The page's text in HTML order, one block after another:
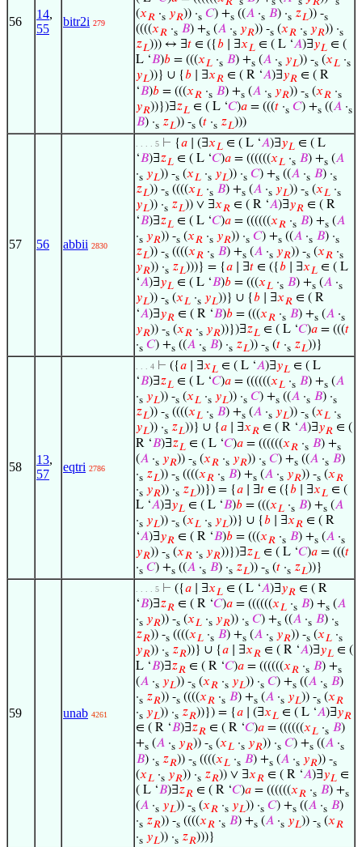
56
14,
55
bitr2i 279
(𝑥𝑅 ·s 𝑦𝑅)) ·s 𝐶) +s ((𝐴 ·s 𝐵) ·s 𝑧𝐿)) -s
((((𝑥𝑅 ·s 𝐵) +s (𝐴 ·s 𝑦𝑅)) -s (𝑥𝑅 ·s 𝑦𝑅)) ·s
𝑧𝐿))) ↔ ∃𝑡 ∈ ({𝑏 ∣ ∃𝑥𝐿 ∈ ( L ‘𝐴)∃𝑦𝐿 ∈ (
L ‘𝐵)𝑏 = (((𝑥𝐿 ·s 𝐵) +s (𝐴 ·s 𝑦𝐿)) -s (𝑥𝐿 ·s
𝑦𝐿))} ∪ {𝑏 ∣ ∃𝑥𝑅 ∈ ( R ‘𝐴)∃𝑦𝑅 ∈ ( R
‘𝐵)𝑏 = (((𝑥𝑅 ·s 𝐵) +s (𝐴 ·s 𝑦𝑅)) -s (𝑥𝑅 ·s
𝑦𝑅))})∃𝑧𝐿 ∈ ( L ‘𝐶)𝑎 = (((𝑡 ·s 𝐶) +s ((𝐴 ·s
𝐵) ·s 𝑧𝐿)) -s (𝑡 ·s 𝑧𝐿)))
57 56 abbii 2830
. . . . 5 ⊢ {𝑎 ∣ (∃𝑥𝐿 ∈ ( L ‘𝐴)∃𝑦𝐿 ∈ ( L
‘𝐵)∃𝑧𝐿 ∈ ( L ‘𝐶)𝑎 = ((((((𝑥𝐿 ·s 𝐵) +s (𝐴
·s 𝑦𝐿)) -s (𝑥𝐿 ·s 𝑦𝐿)) ·s 𝐶) +s ((𝐴 ·s 𝐵) ·s
𝑧𝐿)) -s ((((𝑥𝐿 ·s 𝐵) +s (𝐴 ·s 𝑦𝐿)) -s (𝑥𝐿 ·s
𝑦𝐿)) ·s 𝑧𝐿)) ∨ ∃𝑥𝑅 ∈ ( R ‘𝐴)∃𝑦𝑅 ∈ ( R
‘𝐵)∃𝑧𝐿 ∈ ( L ‘𝐶)𝑎 = ((((((𝑥𝑅 ·s 𝐵) +s (𝐴
·s 𝑦𝑅)) -s (𝑥𝑅 ·s 𝑦𝑅)) ·s 𝐶) +s ((𝐴 ·s 𝐵) ·s
𝑧𝐿)) -s ((((𝑥𝑅 ·s 𝐵) +s (𝐴 ·s 𝑦𝑅)) -s (𝑥𝑅 ·s
𝑦𝑅)) ·s 𝑧𝐿)))} = {𝑎 ∣ ∃𝑡 ∈ ({𝑏 ∣ ∃𝑥𝐿 ∈ ( L
‘𝐴)∃𝑦𝐿 ∈ ( L ‘𝐵)𝑏 = (((𝑥𝐿 ·s 𝐵) +s (𝐴 ·s
𝑦𝐿)) -s (𝑥𝐿 ·s 𝑦𝐿))} ∪ {𝑏 ∣ ∃𝑥𝑅 ∈ ( R
‘𝐴)∃𝑦𝑅 ∈ ( R ‘𝐵)𝑏 = (((𝑥𝑅 ·s 𝐵) +s (𝐴 ·s
𝑦𝑅)) -s (𝑥𝑅 ·s 𝑦𝑅))})∃𝑧𝐿 ∈ ( L ‘𝐶)𝑎 = (((𝑡
·s 𝐶) +s ((𝐴 ·s 𝐵) ·s 𝑧𝐿)) -s (𝑡 ·s 𝑧𝐿))}
58
13,
57
eqtri 2786
. . . 4 ⊢ ({𝑎 ∣ ∃𝑥𝐿 ∈ ( L ‘𝐴)∃𝑦𝐿 ∈ ( L
‘𝐵)∃𝑧𝐿 ∈ ( L ‘𝐶)𝑎 = ((((((𝑥𝐿 ·s 𝐵) +s (𝐴
·s 𝑦𝐿)) -s (𝑥𝐿 ·s 𝑦𝐿)) ·s 𝐶) +s ((𝐴 ·s 𝐵) ·s
𝑧𝐿)) -s ((((𝑥𝐿 ·s 𝐵) +s (𝐴 ·s 𝑦𝐿)) -s (𝑥𝐿 ·s
𝑦𝐿)) ·s 𝑧𝐿))} ∪ {𝑎 ∣ ∃𝑥𝑅 ∈ ( R ‘𝐴)∃𝑦𝑅 ∈ (
R ‘𝐵)∃𝑧𝐿 ∈ ( L ‘𝐶)𝑎 = ((((((𝑥𝑅 ·s 𝐵) +s
(𝐴 ·s 𝑦𝑅)) -s (𝑥𝑅 ·s 𝑦𝑅)) ·s 𝐶) +s ((𝐴 ·s 𝐵)
·s 𝑧𝐿)) -s ((((𝑥𝑅 ·s 𝐵) +s (𝐴 ·s 𝑦𝑅)) -s (𝑥𝑅
·s 𝑦𝑅)) ·s 𝑧𝐿))}) = {𝑎 ∣ ∃𝑡 ∈ ({𝑏 ∣ ∃𝑥𝐿 ∈ (
L ‘𝐴)∃𝑦𝐿 ∈ ( L ‘𝐵)𝑏 = (((𝑥𝐿 ·s 𝐵) +s (𝐴
·s 𝑦𝐿)) -s (𝑥𝐿 ·s 𝑦𝐿))} ∪ {𝑏 ∣ ∃𝑥𝑅 ∈ ( R
‘𝐴)∃𝑦𝑅 ∈ ( R ‘𝐵)𝑏 = (((𝑥𝑅 ·s 𝐵) +s (𝐴 ·s
𝑦𝑅)) -s (𝑥𝑅 ·s 𝑦𝑅))})∃𝑧𝐿 ∈ ( L ‘𝐶)𝑎 = (((𝑡
·s 𝐶) +s ((𝐴 ·s 𝐵) ·s 𝑧𝐿)) -s (𝑡 ·s 𝑧𝐿))}
59 unab 4261
. . . . 5 ⊢ ({𝑎 ∣ ∃𝑥𝐿 ∈ ( L ‘𝐴)∃𝑦𝑅 ∈ ( R
‘𝐵)∃𝑧𝑅 ∈ ( R ‘𝐶)𝑎 = ((((((𝑥𝐿 ·s 𝐵) +s (𝐴
·s 𝑦𝑅)) -s (𝑥𝐿 ·s 𝑦𝑅)) ·s 𝐶) +s ((𝐴 ·s 𝐵) ·s
𝑧𝑅)) -s ((((𝑥𝐿 ·s 𝐵) +s (𝐴 ·s 𝑦𝑅)) -s (𝑥𝐿 ·s
𝑦𝑅)) ·s 𝑧𝑅))} ∪ {𝑎 ∣ ∃𝑥𝑅 ∈ ( R ‘𝐴)∃𝑦𝐿 ∈ (
L ‘𝐵)∃𝑧𝑅 ∈ ( R ‘𝐶)𝑎 = ((((((𝑥𝑅 ·s 𝐵) +s
(𝐴 ·s 𝑦𝐿)) -s (𝑥𝑅 ·s 𝑦𝐿)) ·s 𝐶) +s ((𝐴 ·s 𝐵)
·s 𝑧𝑅)) -s ((((𝑥𝑅 ·s 𝐵) +s (𝐴 ·s 𝑦𝐿)) -s (𝑥𝑅
·s 𝑦𝐿)) ·s 𝑧𝑅))}) = {𝑎 ∣ (∃𝑥𝐿 ∈ ( L ‘𝐴)∃𝑦𝑅
∈ ( R ‘𝐵)∃𝑧𝑅 ∈ ( R ‘𝐶)𝑎 = ((((((𝑥𝐿 ·s 𝐵)
+s (𝐴 ·s 𝑦𝑅)) -s (𝑥𝐿 ·s 𝑦𝑅)) ·s 𝐶) +s ((𝐴 ·s
𝐵) ·s 𝑧𝑅)) -s ((((𝑥𝐿 ·s 𝐵) +s (𝐴 ·s 𝑦𝑅)) -s
(𝑥𝐿 ·s 𝑦𝑅)) ·s 𝑧𝑅)) ∨ ∃𝑥𝑅 ∈ ( R ‘𝐴)∃𝑦𝐿 ∈
( L ‘𝐵)∃𝑧𝑅 ∈ ( R ‘𝐶)𝑎 = ((((((𝑥𝑅 ·s 𝐵) +s
(𝐴 ·s 𝑦𝐿)) -s (𝑥𝑅 ·s 𝑦𝐿)) ·s 𝐶) +s ((𝐴 ·s 𝐵)
·s 𝑧𝑅)) -s ((((𝑥𝑅 ·s 𝐵) +s (𝐴 ·s 𝑦𝐿)) -s (𝑥𝑅
·s 𝑦𝐿)) ·s 𝑧𝑅)))}